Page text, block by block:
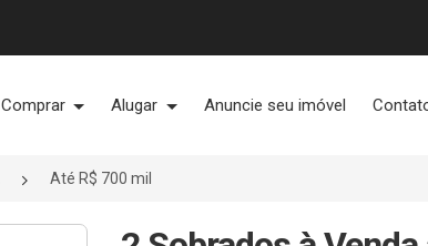
Comprar Alugar Anuncie seu imóvel
Até R$ 700 mil